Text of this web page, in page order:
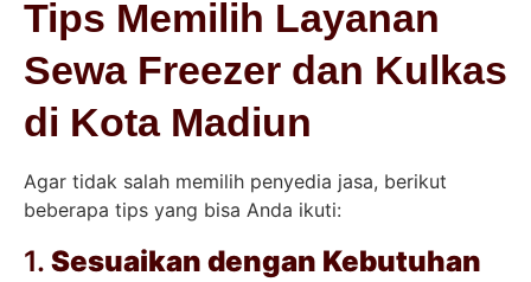
Tips Memilih Layanan
Sewa Freezer dan Kulkas
di Kota Madiun
Agar tidak salah memilih penyedia jasa, berikut
beberapa tips yang bisa Anda ikuti:
1. Sesuaikan dengan Kebutuhan